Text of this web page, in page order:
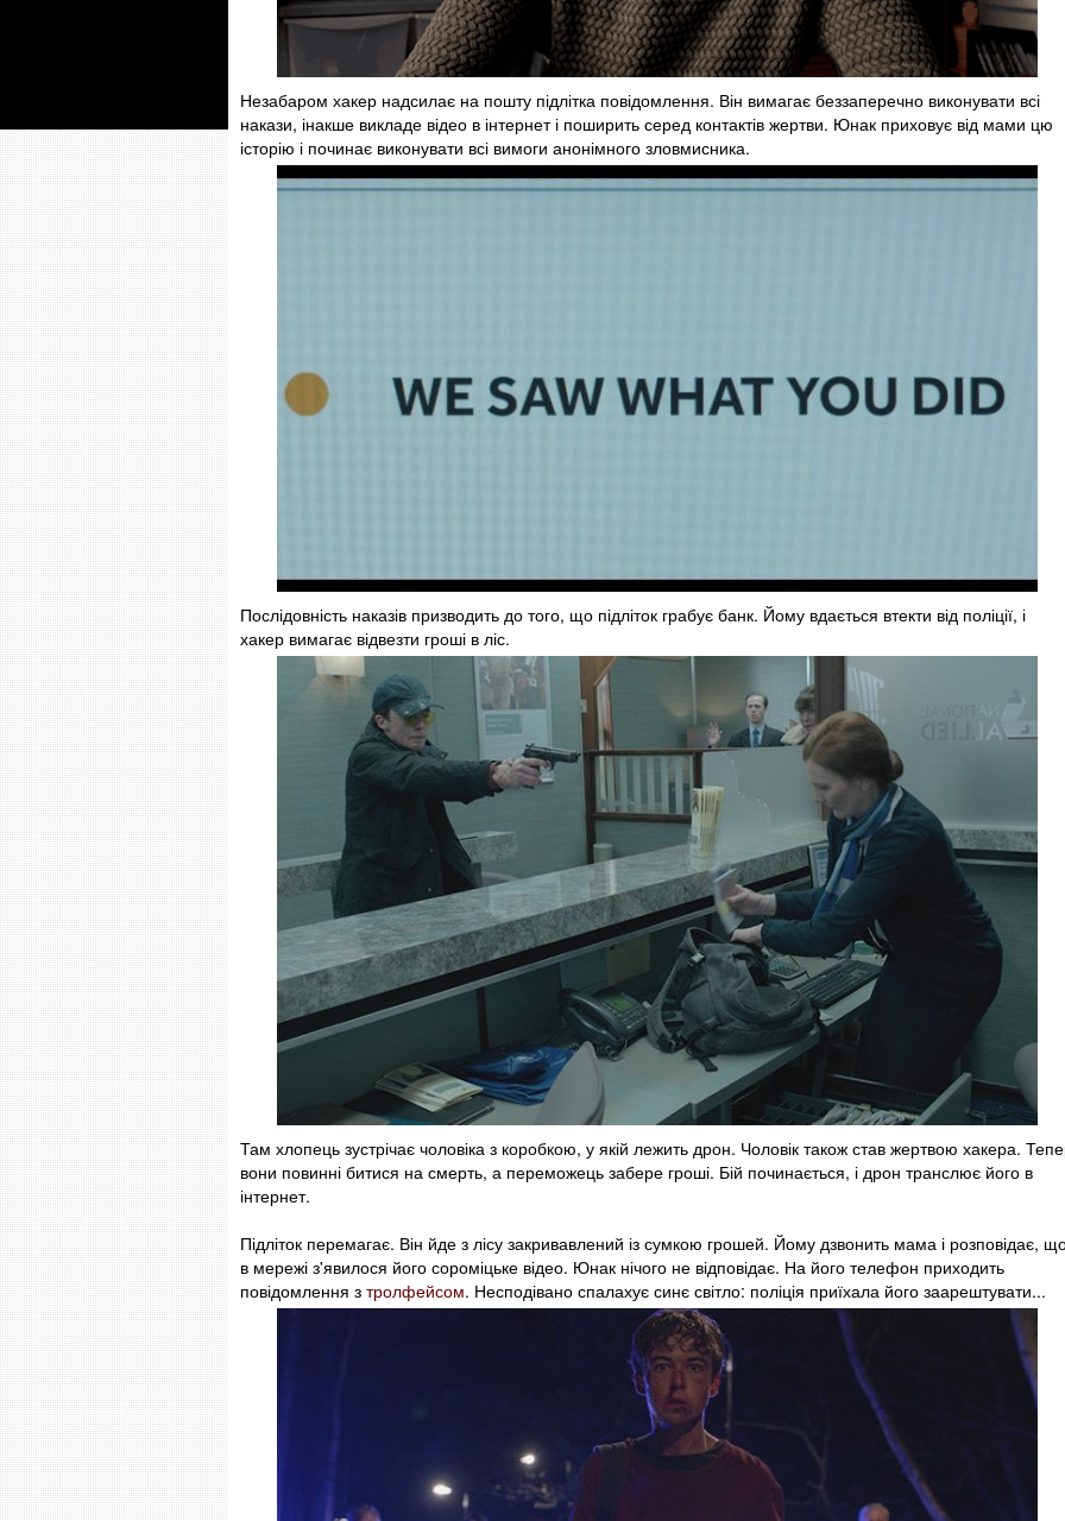
Незабаром хакер надсилає на пошту підлітка повідомлення. Він вимагає беззаперечно виконувати всі
накази, інакше викладе відео в інтернет і поширить серед контактів жертви. Юнак приховує від мами цю
історію і починає виконувати всі вимоги анонімного зловмисника.
Послідовність наказів призводить до того, що підліток грабує банк. Йому вдається втекти від поліції, і
хакер вимагає відвезти гроші в ліс.
Там хлопець зустрічає чоловіка з коробкою, у якій лежить дрон. Чоловік також став жертвою хакера.
вони повинні битися на смерть, а переможець забере гроші. Бій починається, і дрон транслює його в
інтернет.
Підліток перемагає. Він йде з лісу закривавлений із сумкою грошей. Йому дзвонить мама і розповідає,
в мережі з'явилося його сороміцьке відео. Юнак нічого не відповідає. На його телефон приходить
повідомлення з тролфейсом. Несподівано спалахує синє світло: поліція приїхала його заарештувати...